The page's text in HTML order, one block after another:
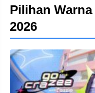
Pilihan
2026